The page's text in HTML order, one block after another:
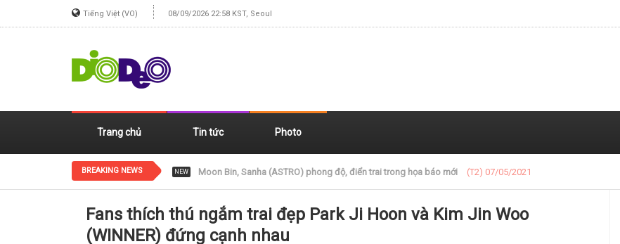
Tiếng Việt (VO) 08/09/2026 22:58 KST, Seoul
Trang chủ Tin tức Photo
BREAKING NEWS NEW Jennie (BLACKPINK) xinh đẹp trong loạt ảnh gần đây (T2) 07/05/2021
Fans thích thú ngắm trai đẹp Park Ji Hoon và Kim Jin Woo
(WINNER) đứng cạnh nhau